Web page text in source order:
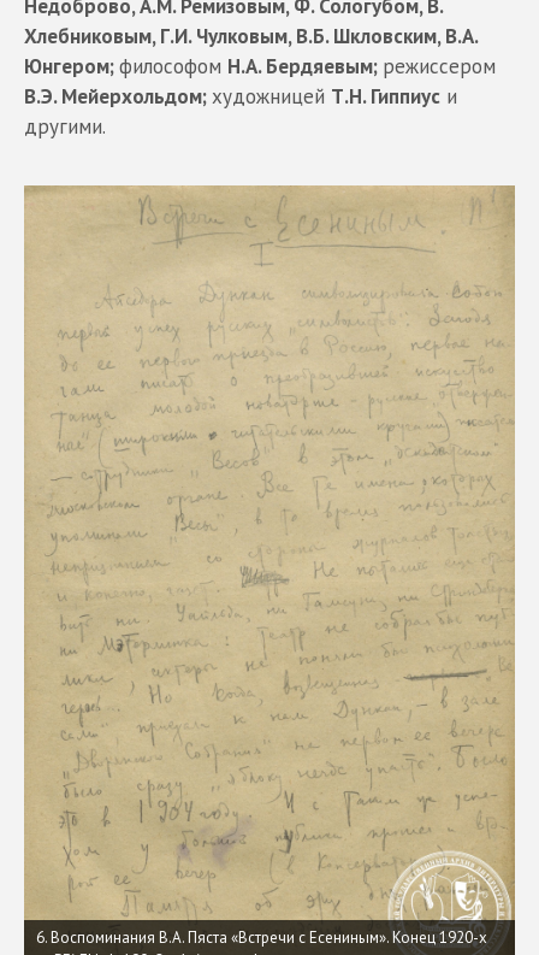
Недоброво, А.М. Ремизовым, Ф. Сологубом, В.
Хлебниковым, Г.И. Чулковым, В.Б. Шкловским, В.А.
Юнгером;философом Н.А. Бердяевым; режиссером
В.Э. Мейерхольдом;художницей Т.Н. Гиппиус и
другими.
6. Воспоминания В.А. Пяста «Встречи с Есениным». Конец 1920-х